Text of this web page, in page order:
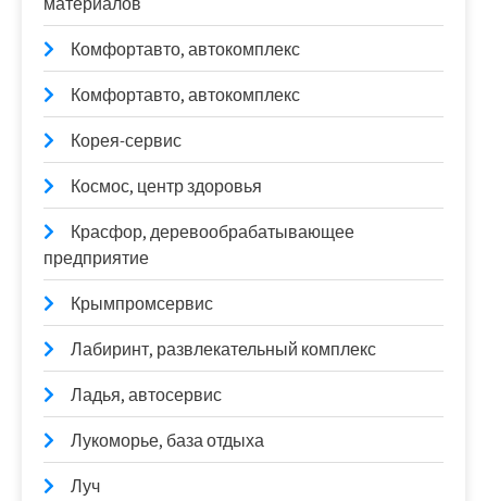
Комфортавто, автокомплекс
Комфортавто, автокомплекс
Корея-сервис
Космос, центр здоровья
Красфор, деревообрабатывающее
предприятие
Крымпромсервис
Лабиринт, развлекательный комплекс
Ладья, автосервис
Лукоморье, база отдыха
Луч